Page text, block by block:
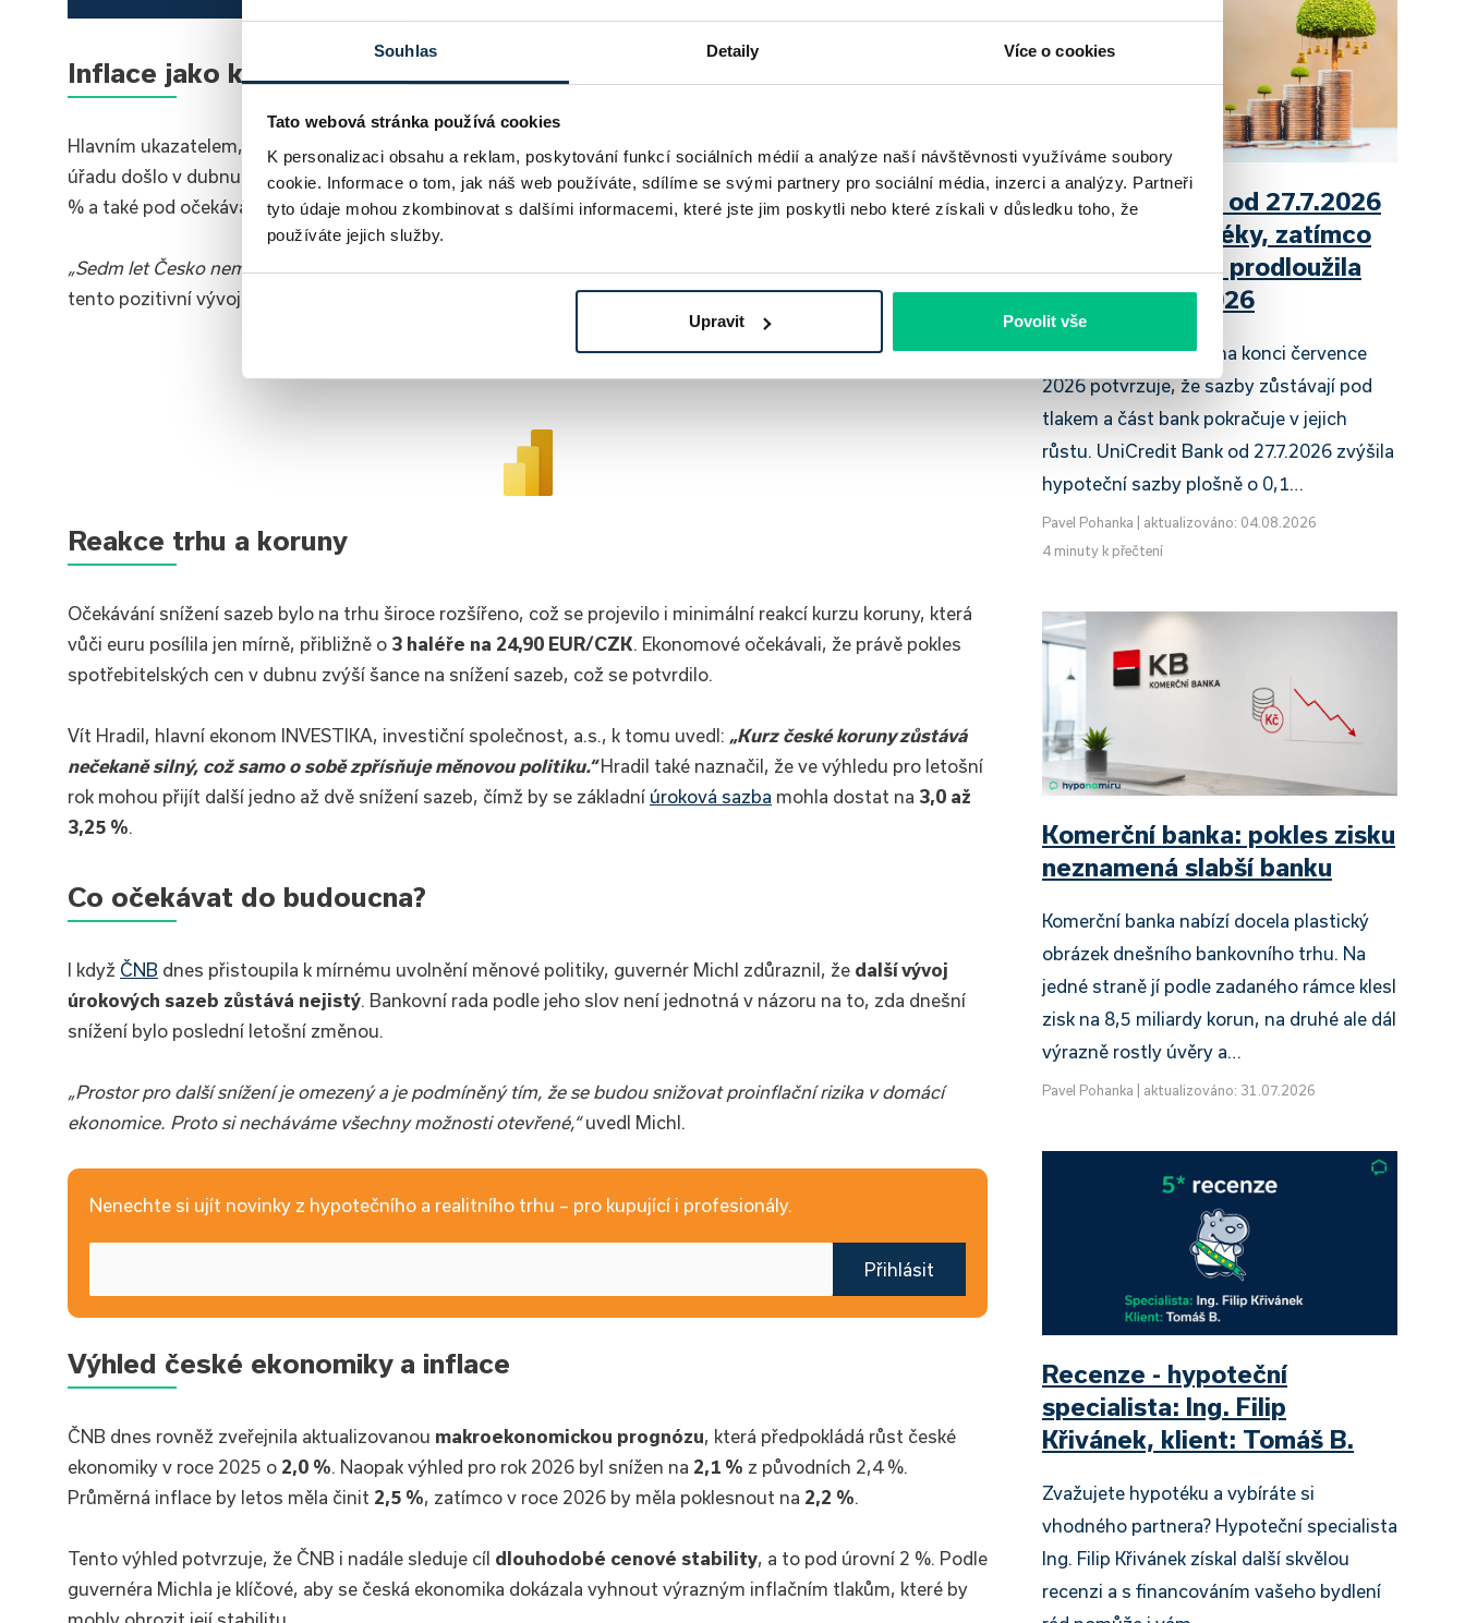
Souhlas Detaily Více o cookies
Tato webová stránka používá cookies
K personalizaci obsahu a reklam, poskytování funkcí sociálních médií a analýze naší návštěvnosti využíváme soubory
cookie. Informace o tom, jak náš web používáte, sdílíme se svými partnery pro sociální média, inzerci a analýzy. Partneři
tyto údaje mohou zkombinovat s dalšími informacemi, které jste jim poskytli nebo které získali v důsledku toho, že
používáte jejich služby.
Upravit Povolit vše
Inflace jako klíčový faktor rozhodování
Hlavním ukazatelem, který ČNB při svém rozhodování sleduje, je vývoj inflace. Podle Českého statistického
úřadu došlo v dubnu k
meziročnímu poklesu inflace na 1,8 %, což je výrazně pod předchozí hodnotou 2,7
% a také pod očekáváním trhu. Tento pokles inflace byl hlavním důvodem, proč se ČNB rozhodla sazby snížit.
„Sedm let Česko nemělo tak nízkou inflaci,“zdůraznil guvernér Michl, který současně upozornil, že i přes
tento pozitivní vývoj stále přetrvávají určité inflační tlaky, zejména v sektoru služeb a mezd.
Reakce trhu a koruny
Očekávání snížení sazeb bylo na trhu široce rozšířeno, což se projevilo i minimální reakcí kurzu koruny, která
vůči euru posílila jen mírně, přibližně o 3 haléře na 24,90 EUR/CZK. Ekonomové očekávali, že právě pokles
spotřebitelských cen v dubnu zvýší šance na snížení sazeb, což se potvrdilo.
Vít Hradil, hlavní ekonom INVESTIKA, investiční společnost, a.s., k tomu uvedl: „Kurz české koruny zůstává
nečekaně silný, což samo o sobě zpřísňuje měnovou politiku.“Hradil také naznačil, že ve výhledu pro letošní
rok mohou přijít další jedno až dvě snížení sazeb, čímž by se základní úroková sazba mohla dostat na 3,0 až
3,25 %.
Co očekávat do budoucna?
I když ČNB dnes přistoupila k mírnému uvolnění měnové politiky, guvernér Michl zdůraznil, že další vývoj
úrokových sazeb zůstává nejistý. Bankovní rada podle jeho slov není jednotná v názoru na to, zda dnešní
snížení bylo poslední letošní změnou.
„Prostor pro další snížení je omezený a je podmíněný tím, že se budou snižovat proinflační rizika v domácí
ekonomice. Proto si necháváme všechny možnosti otevřené,“uvedl Michl.
Nenechte si ujít novinky z hypotečního a realitního trhu – pro kupující i profesionály.
Přihlásit
Výhled české ekonomiky a inflace
ČNB dnes rovněž zveřejnila aktualizovanou makroekonomickou prognózu, která předpokládá růst české
ekonomiky v roce 2025 o 2,0 %. Naopak výhled pro rok 2026 byl snížen na 2,1 % z původních 2,4 %.
Průměrná inflace by letos měla činit 2,5 %, zatímco v roce 2026 by měla poklesnout na 2,2 %.
Tento výhled potvrzuje, že ČNB i nadále sleduje cíl dlouhodobé cenové stability, a to pod úrovní 2 %. Podle
guvernéra Michla je klíčové, aby se česká ekonomika dokázala vyhnout výrazným inflačním tlakům, které by
UniCredit Bank od 27.7.2026
zdražuje hypotéky, zatímco
Raiffeisenbank prodloužila
slevu do 6.9.2026
Český hypoteční trh na konci července
2026 potvrzuje, že sazby zůstávají pod
tlakem a část bank pokračuje v jejich
růstu. UniCredit Bank od 27.7.2026 zvýšila
hypoteční sazby plošně o 0,1…
Pavel Pohanka
aktualizováno: 04.08.2026
4 minuty k přečtení
Komerční banka: pokles zisku
neznamená slabší banku
Komerční banka nabízí docela plastický
obrázek dnešního bankovního trhu. Na
jedné straně jí podle zadaného rámce klesl
zisk na 8,5 miliardy korun, na druhé ale dál
výrazně rostly úvěry a…
Pavel Pohanka aktualizováno: 31.07.2026
Recenze - hypoteční
specialista: Ing. Filip
Křivánek, klient: Tomáš B.
Zvažujete hypotéku a vybíráte si
vhodného partnera? Hypoteční specialista
Ing. Filip Křivánek získal další skvělou
recenzi a s financováním vašeho bydlení